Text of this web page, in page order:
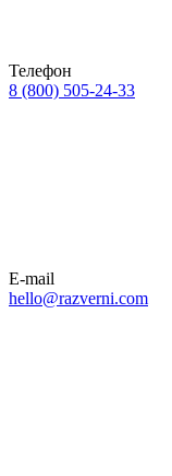
Телефон
8 (800) 505-24-33
E-mail
hello@razverni.com